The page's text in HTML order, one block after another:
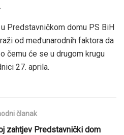
Predstavničkom domu PS BiH
od međunarodnih faktora da
čemu će se u drugom krugu
27. aprila.
članak
zahtjev Predstavnički dom